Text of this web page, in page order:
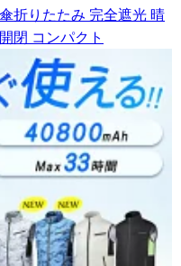
折りたたみ 完全遮光 晴
閉 コンパクト